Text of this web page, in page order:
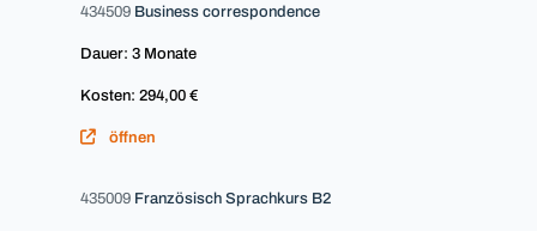
434509 Business correspondence
Dauer: 3 Monate
Kosten: 294,00 €
öffnen
435009 Französisch Sprachkurs B2